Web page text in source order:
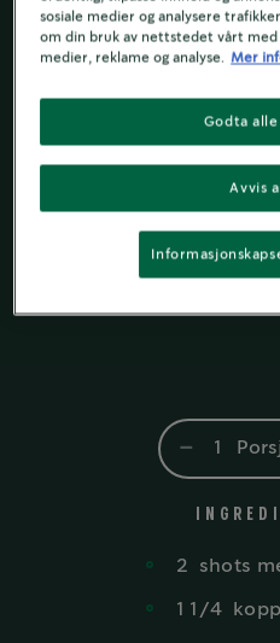
- 1
2 shots
1 1/4 kopp
sosiale medier og analysere
om din bruk av nettstedet vårt
medier, reklame og analyse.
Mer
Avvis
Godta